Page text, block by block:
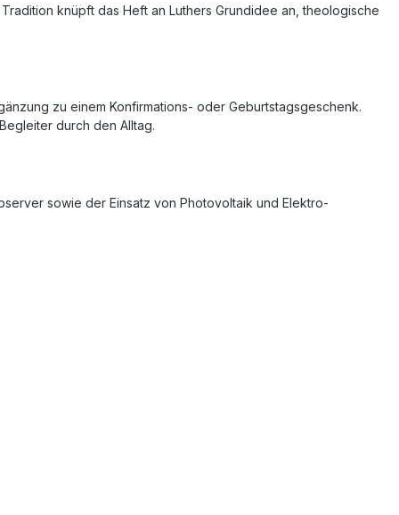
knüpft das Heft an Luthers Grundidee an, theologische
zu einem Konfirmations- oder Geburtstagsgeschenk.
durch den Alltag.
sowie der Einsatz von Photovoltaik und Elektro-